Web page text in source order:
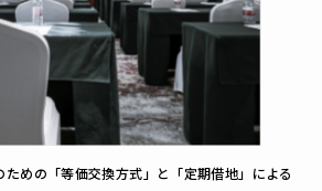
めの「等価交換方式」と「定期借地」による